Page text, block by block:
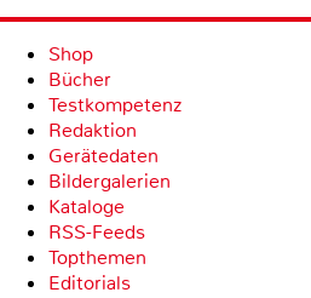
Shop
Bücher
Testkompetenz
Redaktion
Gerätedaten
Bildergalerien
Kataloge
RSS-Feeds
Topthemen
Editorials